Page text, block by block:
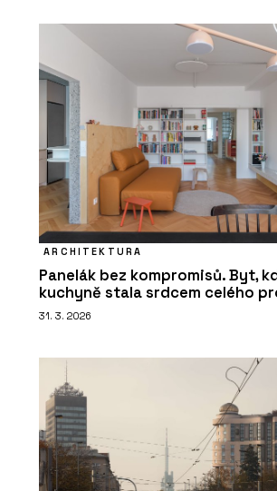
ARCHITEKTURA
Panelák bez kompromisů. Byt,
kuchyně stala srdcem celého
31. 3. 2026